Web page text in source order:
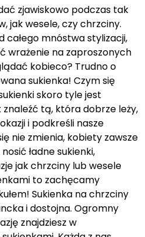
zjawiskowo podczas tak
jak wesele, czy chrzciny.
całego mnóstwa stylizacji,
wrażenie na zaproszonych
kobieco? Trudno o
sukienka! Czym się
skoro tyle jest
tą, która dobrze leży,
i podkreśli nasze
nie zmienia, kobiety zawsze
ładne sukienki,
jak chrzciny lub wesele
to zachęcamy
Sukienka na chrzciny
i dostojna. Ogromny
znajdziesz w